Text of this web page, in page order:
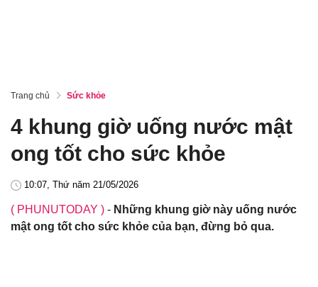
Trang chủ Sức khỏe
4 khung giờ uống nước mật
ong tốt cho sức khỏe
10:07, Thứ năm 21/05/2026
( PHUNUTODAY ) - Những khung giờ này uống nước
mật ong tốt cho sức khỏe của bạn, đừng bỏ qua.